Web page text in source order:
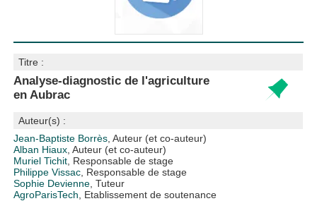
Titre :
Analyse-diagnostic de l'agriculture
en Aubrac
Auteur(s) :
Jean-Baptiste Borrès , Auteur (et co-auteur)
Alban Hiaux , Auteur (et co-auteur)
Muriel Tichit , Responsable de stage
Philippe Vissac , Responsable de stage
Sophie Devienne , Tuteur
AgroParisTech , Etablissement de soutenance